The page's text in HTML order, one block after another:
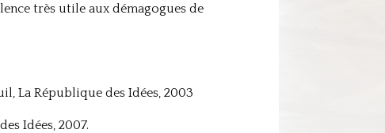
très utile aux démagogues de
La République des Idées, 2003
Idées, 2007.